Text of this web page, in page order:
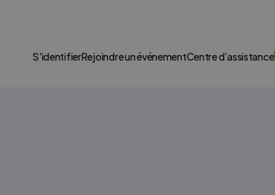
S'identifierRejoindre un événementCentre d’assistance